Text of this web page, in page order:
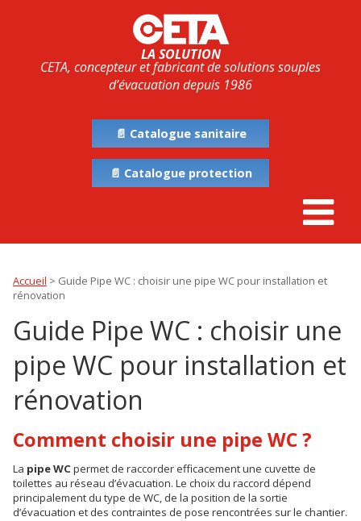
LA SOLUTION
CETA, concepteur et fabricant de solutions souples
d’évacuation depuis 1986
📄 Catalogue sanitaire
📄 Catalogue protection
Accueil > Guide Pipe WC : choisir une pipe WC pour installation et
rénovation
Guide Pipe WC : choisir une
pipe WC pour installation et
rénovation
Comment choisir une pipe WC ?
La pipe WCpermet de raccorder efficacement une cuvette de
toilettes au réseau d’évacuation. Le choix du raccord dépend
principalement du type de WC, de la position de la sortie
d’évacuation et des contraintes de pose rencontrées sur le chantier.